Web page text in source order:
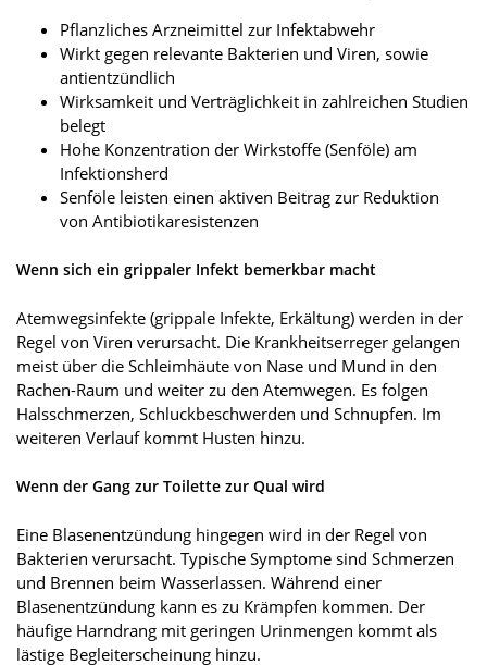
Pflanzliches Arzneimittel zur Infektabwehr
Wirkt gegen relevante Bakterien und Viren, sowie
antientzündlich
Wirksamkeit und Verträglichkeit in zahlreichen Studien
belegt
Hohe Konzentration der Wirkstoffe (Senföle) am
Infektionsherd
Senföle leisten einen aktiven Beitrag zur Reduktion
von Antibiotikaresistenzen
Wenn sich ein grippaler Infekt bemerkbar macht
Atemwegsinfekte (grippale Infekte, Erkältung) werden in der
Regel von Viren verursacht. Die Krankheitserreger gelangen
meist über die Schleimhäute von Nase und Mund in den
Rachen-Raum und weiter zu den Atemwegen. Es folgen
Halsschmerzen, Schluckbeschwerden und Schnupfen. Im
weiteren Verlauf kommt Husten hinzu.
Wenn der Gang zur Toilette zur Qual wird
Eine Blasenentzündung hingegen wird in der Regel von
Bakterien verursacht. Typische Symptome sind Schmerzen
und Brennen beim Wasserlassen. Während einer
Blasenentzündung kann es zu Krämpfen kommen. Der
häufige Harndrang mit geringen Urinmengen kommt als
lästige Begleiterscheinung hinzu.